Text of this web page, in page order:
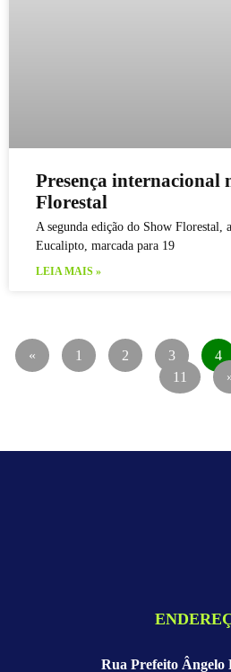
Presença internacional
Florestal
A segunda edição do Show Florestal,
Eucalipto, marcada para 19
LEIA MAIS »
« 1 2 3 4
11
Rua Prefeito Ângelo